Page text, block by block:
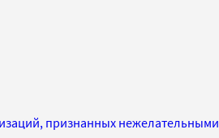
признанных нежелательными